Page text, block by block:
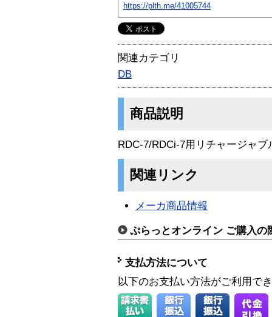
https://plth.me/41005744
関連カテゴリ
DB
商品説明
RDC-7/RDCi-7用リチャージャブ
関連リンク
メーカ商品情報
ぷらっとオンライン ご購入の
支払方法について
以下のお支払い方法がご利用で